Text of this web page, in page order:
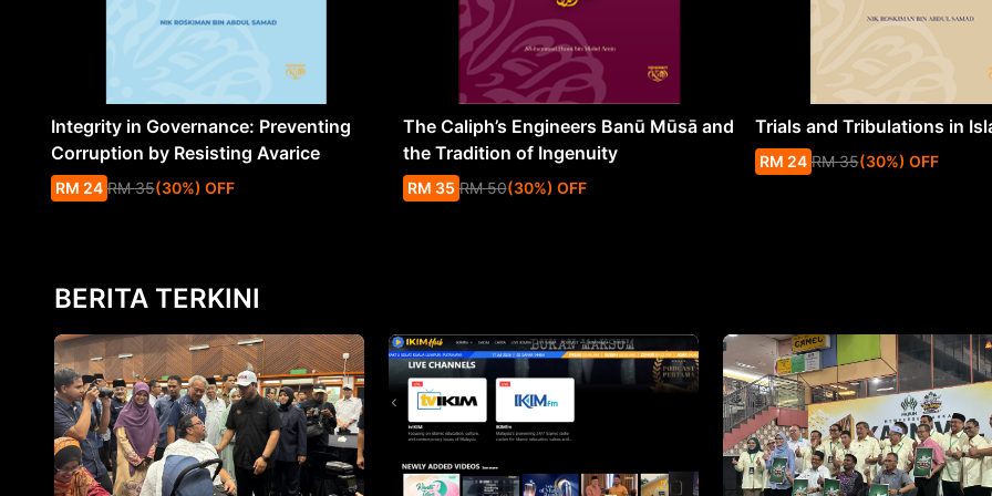
Integrity in Governance: Preventing
Corruption by Resisting Avarice
RM 24 RM 35(30%) OFF
The Caliph’s Engineers Banū Mūsā and
the Tradition of Ingenuity
RM 35 RM 50(30%) OFF
Trials and Tribulations in
RM 24 RM 35(30%) OFF
BERITA TERKINI